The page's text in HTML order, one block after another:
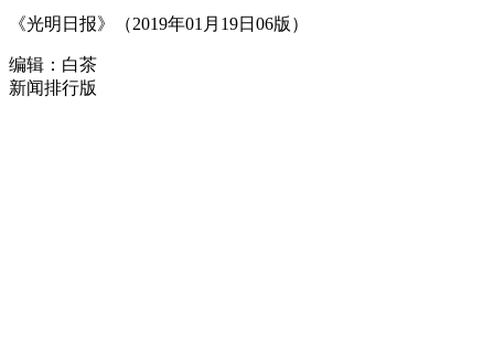
《光明日报》（2019年01月19日06版）
编辑：白茶
新闻排行版